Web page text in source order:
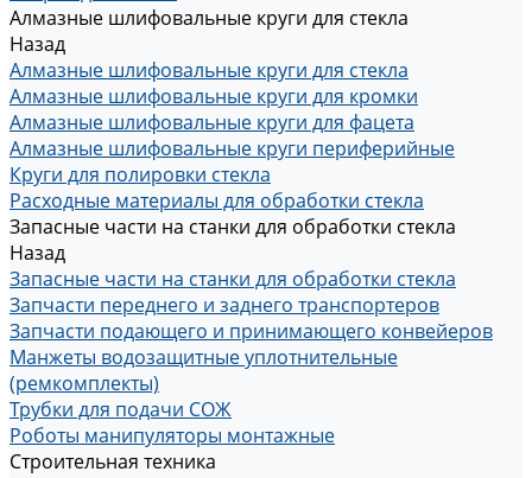
Алмазные шлифовальные круги для стекла
Назад
Алмазные шлифовальные круги для стекла
Алмазные шлифовальные круги для кромки
Алмазные шлифовальные круги для фацета
Алмазные шлифовальные круги периферийные
Круги для полировки стекла
Расходные материалы для обработки стекла
Запасные части на станки для обработки стекла
Назад
Запасные части на станки для обработки стекла
Запчасти переднего и заднего транспортеров
Запчасти подающего и принимающего конвейеров
Манжеты водозащитные уплотнительные
(ремкомплекты)
Трубки для подачи СОЖ
Роботы манипуляторы монтажные
Строительная техника